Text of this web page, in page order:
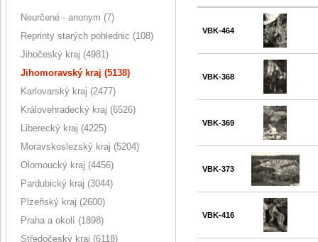
Neurčené - anonym (7)
Reprinty starých pohlednic (108)
Jihočeský kraj (4981)
Jihomoravský kraj (5138)
Karlovarský kraj (2477)
Královehradecký kraj (6526)
Liberecký kraj (4225)
Moravskoslezský kraj (5204)
Olomoucký kraj (4456)
Pardubický kraj (3044)
Plzeňský kraj (2600)
Praha a okolí (1898)
Středočeský kraj (6118)
VBK-464
VBK-368
VBK-369
VBK-373
VBK-416